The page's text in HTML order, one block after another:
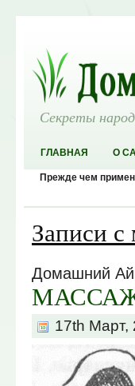
Секреты
ГЛАВНАЯ О
Прежде чем
Записи
Домашний
17th Март,